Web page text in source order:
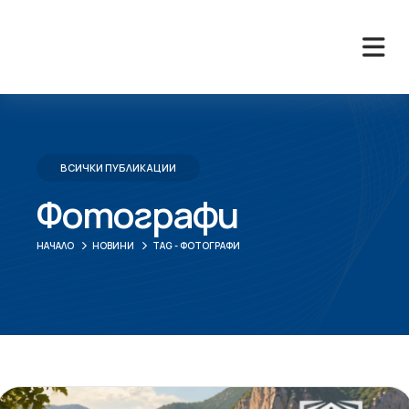
ВСИЧКИ ПУБЛИКАЦИИ
Фотографи
НАЧАЛО НОВИНИ TAG - ФОТОГРАФИ